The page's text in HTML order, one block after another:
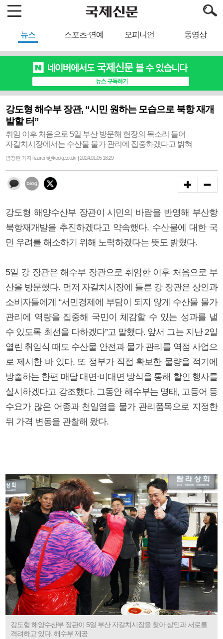
뉴스 스포츠·연예 오피니언 동영상
강도형 해수부 장관, “시민 원하는 모습으로 북항 재개
발할 터”
취임 이후 처음으로 5일 부산 방문해 현장의 목소리 들어
자갈치시장에서는 수산물 물가 관리에 집중하겠다고 밝혀
염창현 기자 haorem@kookje.co.kr | 2024.01.05 18:29
강도형 해양수산부 장관이 시민의 바람을 반영해 부산항
북항재개발을 추진하겠다고 약속했다. 수산물에 대한 국
민 우려를 해소하기 위해 노력하겠다는 뜻도 밝혔다.
5일 강 장관은 해수부 장관으로 취임한 이후 처음으로 부
산을 방문했다. 먼저 자갈치시장에 들른 강 장관은 상인과
소비자들에게 “서민경제에 부담이 되지 않게 수산물 물가
관리에 역량을 집중해 국민이 체감할 수 있는 성과를 낼
수 있도록 최선을 다하겠다”고 말했다. 앞서 그는 지난 2일
열린 취임식 때도 수산물 안전과 물가 관리를 역점 사업으
로 제시한 바 있다. 또 정부가 직접 확보한 물량을 적기에
방출하는 한편 매달 대면·비대면 방식을 통해 할인 행사를
실시하겠다고 강조했다. 그동안 해수부는 명태, 고등어 등
수요가 많은 어종과 천일염을 물가 관리품목으로 지정한
뒤 가격 변동을 관찰해 왔다.
강도형 해양수산부 장관이 5일 부산 자갈치시장을 찾아 상인과 서로를
격려하고 있다. 해수부 제공